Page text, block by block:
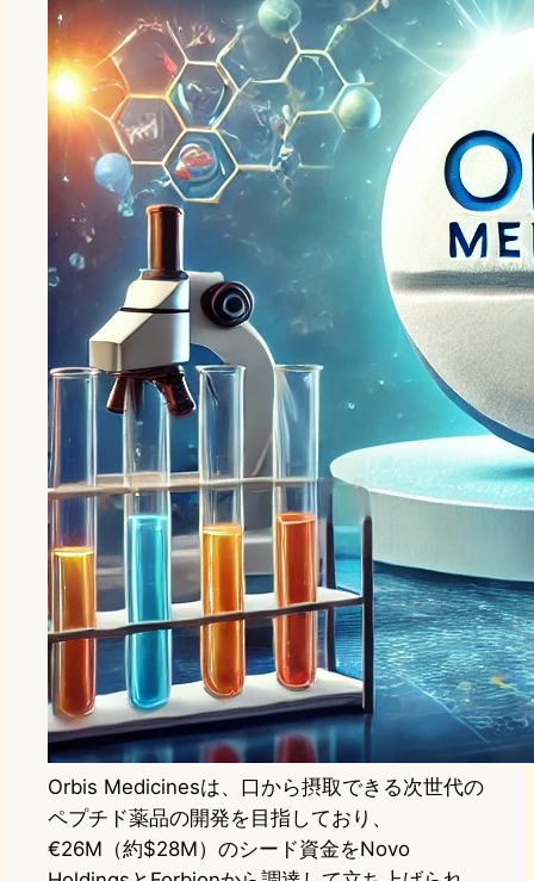
Orbis Medicinesは、口から摂取できる次世代の
ペプチド薬品の開発を目指しており、
€26M（約$28M）のシード資金をNovo